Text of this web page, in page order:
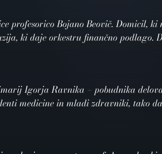
profesorico Bojano Beovič. Domicil,
ki daje orkestru finančno podlago.
Igorja Ravnika – pobudnika
medicine in mladi zdravniki, tako